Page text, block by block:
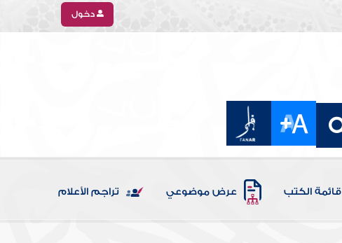
دخول
قائمة الكتب عرض موضوعي تراجم الأعلام